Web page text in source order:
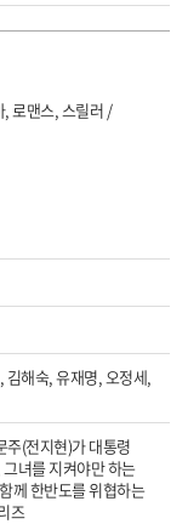
로맨스, 스릴러
김해숙, 유재명, 오정세,
주(전지현)가 대통령
녀를 지켜야만 하는
께 한반도를 위협하는
즈